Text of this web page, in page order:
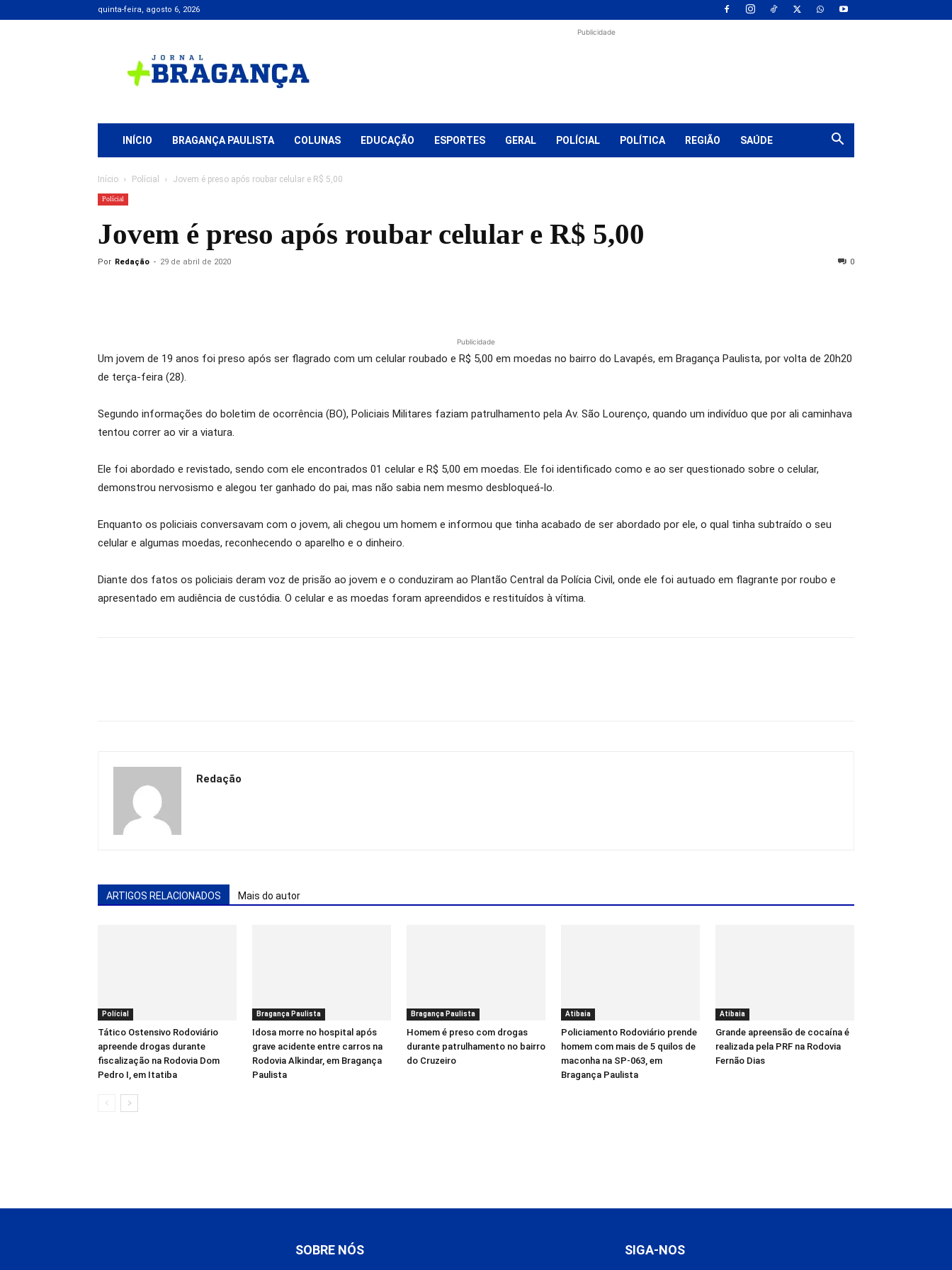
quinta-feira, agosto 6, 2026
+
Bragança
Publicidade
INÍCIO BRAGANÇA PAULISTA COLUNAS EDUCAÇÃO ESPORTES GERAL POLÍCIAL POLÍTICA REGIÃO SAÚDE
Início Polícial Jovem é preso após roubar celular e R$ 5,00
Polícial
Jovem é preso após roubar celular e R$ 5,00
Por Redação - 29 de abril de 2020 0
Publicidade
Um jovem de 19 anos foi preso após ser flagrado com um celular roubado e R$ 5,00 em moedas no bairro do Lavapés, em Bragança Paulista, por volta de 20h20
de terça-feira (28).
Segundo informações do boletim de ocorrência (BO), Policiais Militares faziam patrulhamento pela Av. São Lourenço, quando um indivíduo que por ali caminhava
tentou correr ao vir a viatura.
Ele foi abordado e revistado, sendo com ele encontrados 01 celular e R$ 5,00 em moedas. Ele foi identificado como e ao ser questionado sobre o celular,
demonstrou nervosismo e alegou ter ganhado do pai, mas não sabia nem mesmo desbloqueá-lo.
Enquanto os policiais conversavam com o jovem, ali chegou um homem e informou que tinha acabado de ser abordado por ele, o qual tinha subtraído o seu
celular e algumas moedas, reconhecendo o aparelho e o dinheiro.
Diante dos fatos os policiais deram voz de prisão ao jovem e o conduziram ao Plantão Central da Polícia Civil, onde ele foi autuado em flagrante por roubo e
apresentado em audiência de custódia. O celular e as moedas foram apreendidos e restituídos à vítima.
Redação
ARTIGOS RELACIONADOS Mais do autor
Polícial
Tático Ostensivo Rodoviário
apreende drogas durante
fiscalização na Rodovia Dom
Pedro I, em Itatiba
Bragança Paulista
Idosa morre no hospital após
grave acidente entre carros na
Rodovia Alkindar, em Bragança
Paulista
Bragança Paulista
Homem é preso com drogas
durante patrulhamento no bairro
do Cruzeiro
Atibaia
Policiamento Rodoviário prende
homem com mais de 5 quilos de
maconha na SP-063, em
Bragança Paulista
Atibaia
Grande apreensão de cocaína é
realizada pela PRF na Rodovia
Fernão Dias
SOBRE NÓS SIGA-NOS